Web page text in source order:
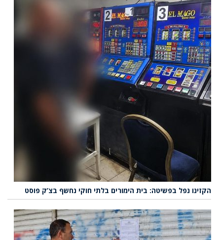
הקזינו נפל בפשיטה: בית הימורים בלתי חוקי נחשף בצ’ק פוסט